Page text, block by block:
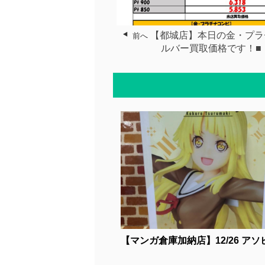
前へ
【都城店】本日の金・プ
ルバー買取価格です！■
【マンガ倉庫加納店】12/26 アソ